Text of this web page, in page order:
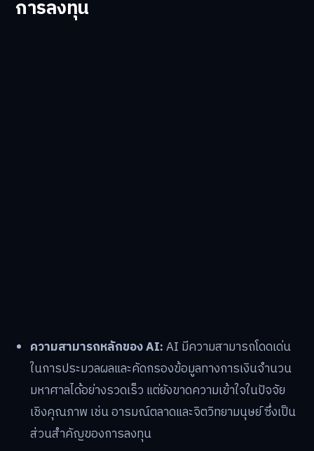
การลงทุน
ความสามารถหลักของ AI:AI มีความสามารถโดดเด่น
ในการประมวลผลและคัดกรองข้อมูลทางการเงินจำนวน
มหาศาลได้อย่างรวดเร็ว แต่ยังขาดความเข้าใจในปัจจัย
เชิงคุณภาพ เช่น อารมณ์ตลาดและจิตวิทยามนุษย์ ซึ่งเป็น
ส่วนสำคัญของการลงทุน